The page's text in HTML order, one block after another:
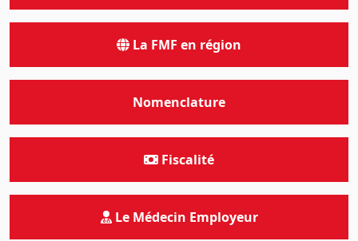
La FMF en région
Nomenclature
Fiscalité
Le Médecin Employeur